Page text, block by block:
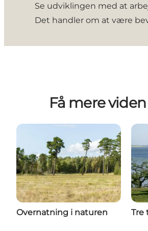
Se udviklingen med at
Det handler om at være
Få mere viden
Overnatning i naturen Tre